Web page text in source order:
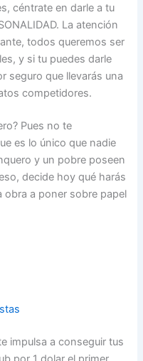
céntrate en darle a tu
La atención
todos queremos ser
y si tu puedes darle
seguro que llevarás una
competidores.
Pues no te
es lo único que nadie
y un pobre poseen
decide hoy qué harás
a poner sobre papel
impulsa a conseguir tus